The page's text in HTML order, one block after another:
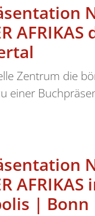
Zentrum die
einer
AFRIKAS
| Bonn